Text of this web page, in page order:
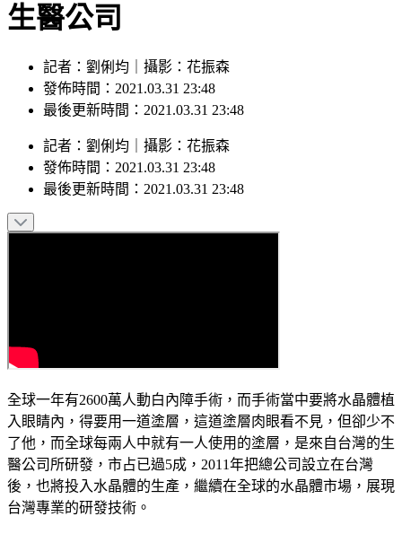
生醫公司
記者：劉俐均｜攝影：花振森
發佈時間：2021.03.31 23:48
最後更新時間：2021.03.31 23:48
記者 ： 劉俐均 攝影 ： 花振森
發佈時間： 2021.03.31 23:48
最後更新時間： 2021.03.31 23:48
全球一年有2600萬人動白內障手術，而手術當中要將水晶體植
入眼睛內，得要用一道塗層，這道塗層肉眼看不見，但卻少不
了他，而全球每兩人中就有一人使用的塗層，是來自台灣的生
醫公司所研發，市占已過5成，2011年把總公司設立在台灣
後，也將投入水晶體的生產，繼續在全球的水晶體市場，展現
台灣專業的研發技術。